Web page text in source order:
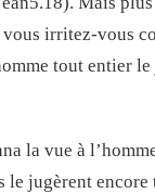
irritez-vous
tout entier
la vue à
le jugèrent encore